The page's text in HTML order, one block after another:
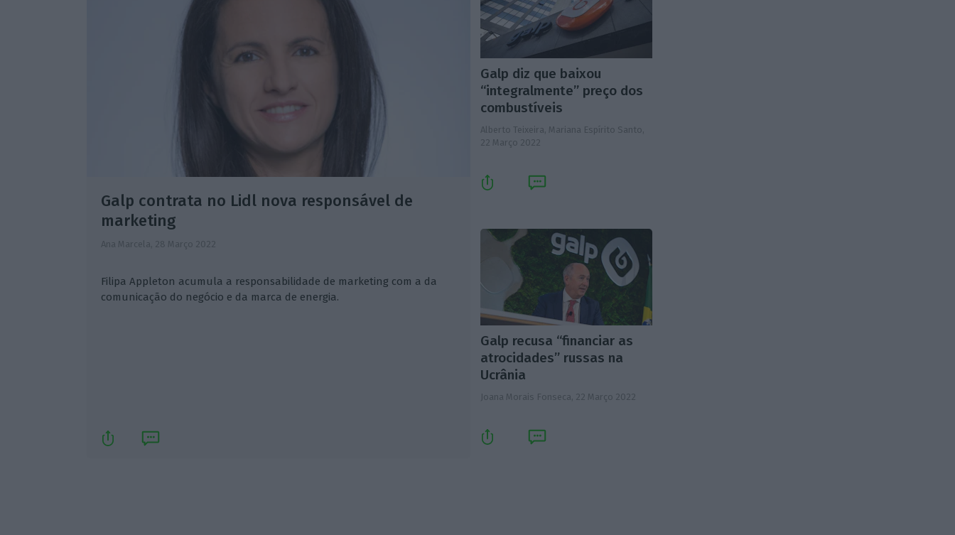
Galp contrata no Lidl nova responsável de
marketing
Ana Marcela, 28 Março 2022
Filipa Appleton acumula a responsabilidade de marketing com a da
comunicação do negócio e da marca de energia.
Galp diz que baixou
“integralmente” preço dos
combustíveis
Alberto Teixeira, Mariana Espírito Santo,
22 Março 2022
Galp recusa “financiar as
atrocidades” russas na
Ucrânia
Joana Morais Fonseca, 22 Março 2022